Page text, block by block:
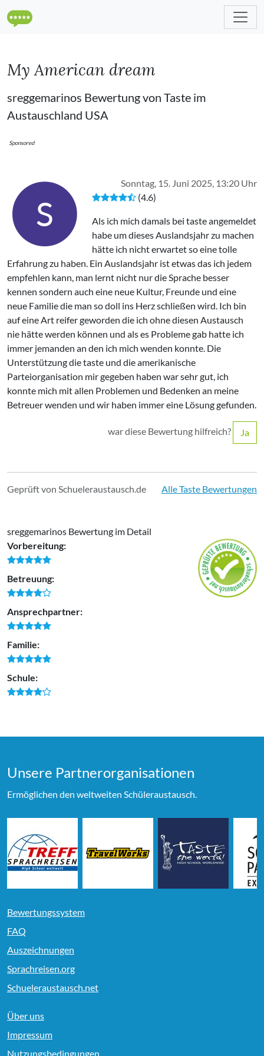
My American dream
sreggemarinos Bewertung von Taste im
Austauschland USA
Sponsored
S
Sonntag, 15. Juni 2025, 13:20 Uhr
(4.6)
Als ich mich damals bei taste angemeldet
habe um dieses Auslandsjahr zu machen
hätte ich nicht erwartet so eine tolle
Erfahrung zu haben. Ein Auslandsjahr ist etwas das ich jedem
empfehlen kann, man lernt nicht nur die Sprache besser
kennen sondern auch eine neue Kultur, Freunde und eine
neue Familie die man so doll ins Herz schließen wird. Ich bin
auf eine Art reifer geworden die ich ohne diesen Austausch
nie hätte werden können und als es Probleme gab hatte ich
immer jemanden an den ich mich wenden konnte. Die
Unterstützung die taste und die amerikanische
Parteiorganisation mir gegeben haben war sehr gut, ich
konnte mich mit allen Problemen und Bedenken an meine
Betreuer wenden und wir haben immer eine Lösung gefunden.
war diese Bewertung hilfreich? Ja
Geprüft von Schueleraustausch.de Alle Taste Bewertungen
sreggemarinos Bewertung im Detail
Vorbereitung:
Betreuung:
Ansprechpartner:
Familie:
Schule:
Unsere Partner­organi­sationen
Ermöglichen den weltweiten Schüleraustausch.
Bewertungssystem
FAQ
Auszeichnungen
Sprachreisen.org
Schueleraustausch.net
Über uns
Impressum
Nutzungsbedingungen